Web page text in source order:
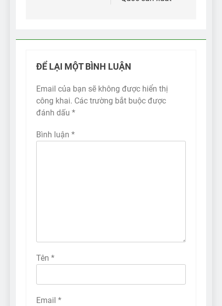
ĐỂ LẠI MỘT BÌNH LUẬN
Email của bạn sẽ không được hiển thị
công khai. Các trường bắt buộc được
đánh dấu *
Bình luận *
Tên *
Email *